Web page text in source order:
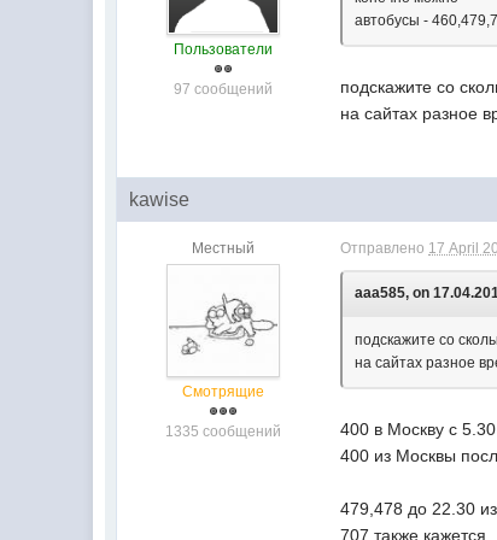
Пользователи
97 сообщений
автобусы -
подскажите со
на сайтах разное
kawise
Местный
Смотрящие
1335 сообщений
Отправлено 17 April
aaa585, on
подскажите со
на сайтах разное
400 в Москву с
400 из Москвы
479,478 до 22.30
707 также кажется